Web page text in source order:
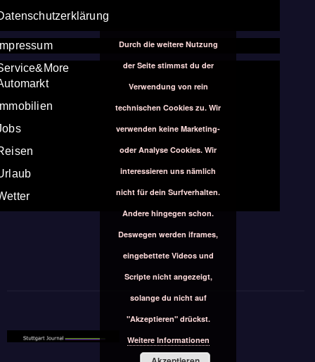
Durch die weitere Nutzung
der Seite stimmst du der
Verwendung von rein
technischen Cookies zu. Wir
verwenden keine Marketing-
oder Analyse Cookies. Wir
interessieren uns nämlich
nicht für dein Surfverhalten.
Andere hingegen schon.
Deswegen werden iframes,
eingebettete Videos und
Scripte nicht angezeigt,
solange du nicht auf
"Akzeptieren" drückst.
Weitere Informationen